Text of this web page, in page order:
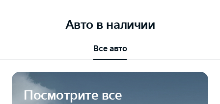
Авто в наличии
Все авто
Посмотрите все